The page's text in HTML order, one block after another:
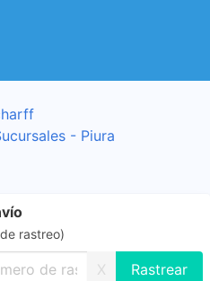
- Piura
rastreo)
X